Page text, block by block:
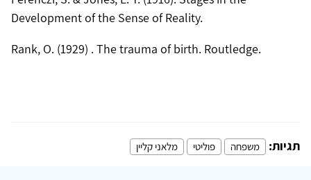
Rank, O. (1929) . The trauma of birth. Routledge.
תגיות: משפחה פוליטי מלאני קליין